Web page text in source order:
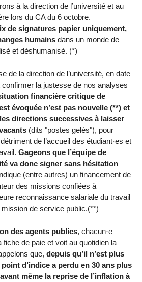
à la direction de l’université et au
lors du CA du 6 octobre.
de signatures papier uniquement,
humains dans un monde de
et déshumanisé. (*)
de la direction de l’université, en date
la justesse de nos analyses
financière critique de
évoquée n’est pas nouvelle (**) et
directions successives à laisser
(dits "postes gelés"), pour
de l’accueil des étudiant·es et
Gageons que l’équipe de
va donc signer sans hésitation
(entre autres) un financement de
des missions confiées à
reconnaissance salariale du travail
de service public.(**)
des agents publics, chacun·e
fiche de paie et voit au quotidien la
que, depuis qu’il n’est plus
d’indice a perdu en 30 ans plus
même la reprise de l’inflation à